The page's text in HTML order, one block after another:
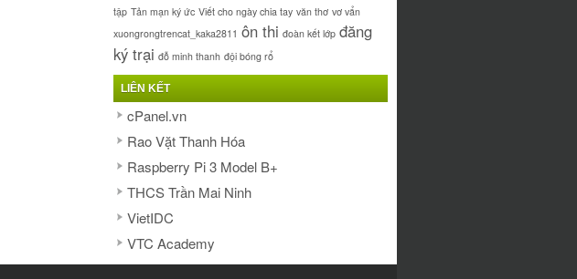
tập Tản mạn ký ức Viết cho ngày chia tay văn thơ vơ vẩn
xuongrongtrencat_kaka2811 ôn thi đoàn kết lớp đăng
ký trại đỗ minh thanh đội bóng rổ
LIÊN KẾT
cPanel.vn
Rao Vặt Thanh Hóa
Raspberry Pi 3 Model B+
THCS Trần Mai Ninh
VietIDC
VTC Academy